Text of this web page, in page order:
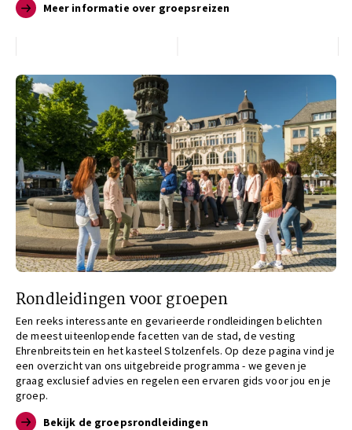
Meer informatie over groepsreizen
Rondleidingen voor groepen
Een reeks interessante en gevarieerde rondleidingen belichten
de meest uiteenlopende facetten van de stad, de vesting
Ehrenbreitstein en het kasteel Stolzenfels. Op deze pagina vind je
een overzicht van ons uitgebreide programma - we geven je
graag exclusief advies en regelen een ervaren gids voor jou en je
groep.
Bekijk de groepsrondleidingen